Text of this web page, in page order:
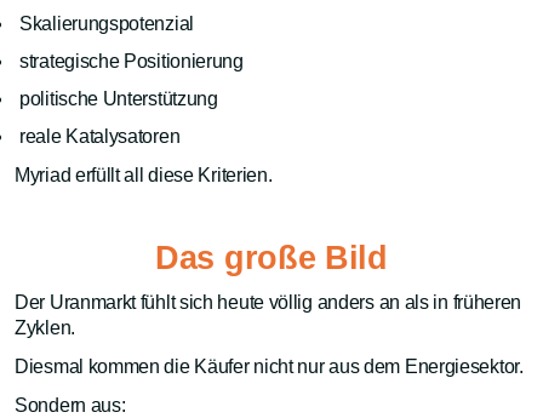
Skalierungspotenzial
strategische Positionierung
politische Unterstützung
reale Katalysatoren
Myriad erfüllt all diese Kriterien.
Das große Bild
Der Uranmarkt fühlt sich heute völlig anders an als in früheren
Zyklen.
Diesmal kommen die Käufer nicht nur aus dem Energiesektor.
Sondern aus: